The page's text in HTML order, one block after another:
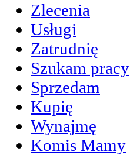
Zlecenia
Usługi
Zatrudnię
Szukam pracy
Sprzedam
Kupię
Wynajmę
Komis Mamy